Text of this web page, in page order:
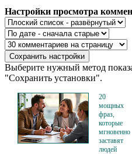
Настройки просмотра
Выберите нужный метод
"Сохранить установки".
20
мощных
фраз,
которые
мгновенно
заставят
людей